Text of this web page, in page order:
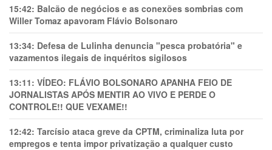
15:42: Balcão de negócios e as conexões sombrias com
Willer Tomaz apavoram Flávio Bolsonaro
13:34: Defesa de Lulinha denuncia "pesca probatória" e
vazamentos ilegais de inquéritos sigilosos
13:11: VÍDEO: FLÁVIO BOLSONARO APANHA FEIO DE
JORNALISTAS APÓS MENTIR AO VIVO E PERDE O
CONTROLE!! QUE VEXAME!!
12:42: Tarcísio ataca greve da CPTM, criminaliza luta por
empregos e tenta impor privatização a qualquer custo